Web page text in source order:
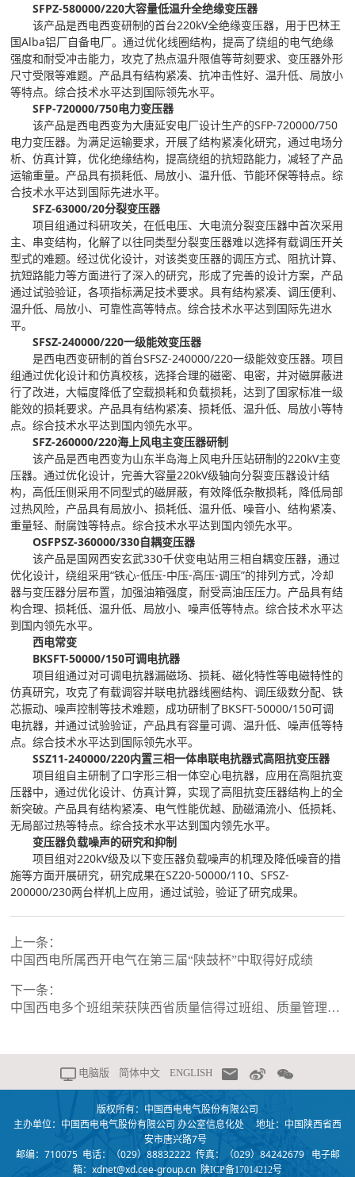
SFPZ-580000/220大容量低温升全绝缘变压器
该产品是西电西变研制的首台220kV全绝缘变压器，用于巴林王
国Alba铝厂自备电厂。通过优化线圈结构，提高了绕组的电气绝缘
强度和耐受冲击能力，攻克了热点温升限值等苛刻要求、变压器外形
尺寸受限等难题。产品具有结构紧凑、抗冲击性好、温升低、局放小
等特点。综合技术水平达到国际领先水平。
SFP-720000/750电力变压器
该产品是西电西变为大唐延安电厂设计生产的SFP-720000/750
电力变压器。为满足运输要求，开展了结构紧凑化研究，通过电场分
析、仿真计算，优化绝缘结构，提高绕组的抗短路能力，减轻了产品
运输重量。产品具有损耗低、局放小、温升低、节能环保等特点。综
合技术水平达到国际先进水平。
SFZ-63000/20分裂变压器
项目组通过科研攻关，在低电压、大电流分裂变压器中首次采用
主、串变结构，化解了以往同类型分裂变压器难以选择有载调压开关
型式的难题。经过优化设计，对该类变压器的调压方式、阻抗计算、
抗短路能力等方面进行了深入的研究，形成了完善的设计方案，产品
通过试验验证，各项指标满足技术要求。具有结构紧凑、调压便利、
温升低、局放小、可靠性高等特点。综合技术水平达到国际先进水
平。
SFSZ-240000/220一级能效变压器
是西电西变研制的首台SFSZ-240000/220一级能效变压器。项目
组通过优化设计和仿真校核，选择合理的磁密、电密，并对磁屏蔽进
行了改进，大幅度降低了空载损耗和负载损耗，达到了国家标准一级
能效的损耗要求。产品具有结构紧凑、损耗低、温升低、局放小等特
点。综合技术水平达到国内领先水平。
SFZ-260000/220海上风电主变压器研制
该产品是西电西变为山东半岛海上风电升压站研制的220kV主变
压器。通过优化设计，完善大容量220kV级轴向分裂变压器设计结
构，高低压侧采用不同型式的磁屏蔽，有效降低杂散损耗，降低局部
过热风险，产品具有局放小、损耗低、温升低、噪音小、结构紧凑、
重量轻、耐腐蚀等特点。综合技术水平达到国内领先水平。
OSFPSZ-360000/330自耦变压器
该产品是国网西安玄武330千伏变电站用三相自耦变压器，通过
优化设计，绕组采用“铁心-低压-中压-高压-调压”的排列方式，冷却
器与变压器分层布置，加强油箱强度，耐受高油压压力。产品具有结
构合理、损耗低、温升低、局放小、噪声低等特点。综合技术水平达
到国内领先水平。
西电常变
BKSFT-50000/150可调电抗器
项目组通过对可调电抗器漏磁场、损耗、磁化特性等电磁特性的
仿真研究，攻克了有载调容并联电抗器线圈结构、调压级数分配、铁
芯振动、噪声控制等技术难题，成功研制了BKSFT-50000/150可调
电抗器，并通过试验验证，产品具有容量可调、温升低、噪声低等特
点。综合技术水平达到国际领先水平。
SSZ11-240000/220内置三相一体串联电抗器式高阻抗变压器
项目组自主研制了口字形三相一体空心电抗器，应用在高阻抗变
压器中，通过优化设计、仿真计算，实现了高阻抗变压器结构上的全
新突破。产品具有结构紧凑、电气性能优越、励磁涌流小、低损耗、
无局部过热等特点。综合技术水平达到国内领先水平。
变压器负载噪声的研究和抑制
项目组对220kV级及以下变压器负载噪声的机理及降低噪音的措
施等方面开展研究，研究成果在SZ20-50000/110、SFSZ-
200000/230两台样机上应用，通过试验，验证了研究成果。
上一条：
中国西电所属西开电气在第三届“陕鼓杯”中取得好成绩
下一条：
中国西电多个班组荣获陕西省质量信得过班组、质量管理小组成果一、二、三等奖
电脑版 简体中文 ENGLISH
版权所有：中国西电电气股份有限公司
主办单位：中国西电电气股份有限公司 办公室信息化处 地址：中国陕西省西
安市唐兴路7号
邮编：710075 电话：（029）88832222 传真：（029）84242679 电子邮
箱：xdnet@xd.cee-group.cn 陕ICP备17014212号